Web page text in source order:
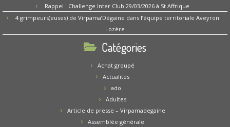
Rappel : Challenge Inter Club 29/03/2026 à St Affrique
4 grimpeurs(euses) de Virpama’Dégaine dans l’équipe territoriale Aveyron
Lozère
Catégories
Achat groupé
Actualités
ado
Adultes
Article de presse – Virpamadegaine
Assemblée générale